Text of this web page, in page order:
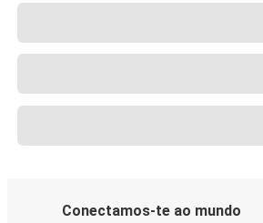
Conectamos-te ao mundo